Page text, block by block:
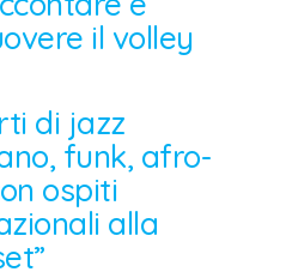
il volley
di jazz
funk, afro-
ospiti
alla